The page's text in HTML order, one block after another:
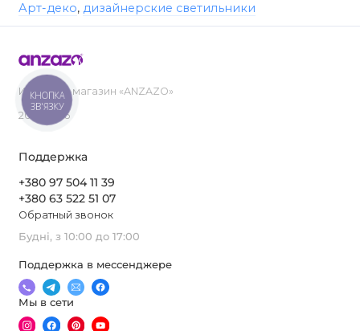
Арт-деко, дизайнерские светильники
Интернет-магазин «ANZAZO»
2019-2026
Поддержка
+380 97 504 11 39
+380 63 522 51 07
Обратный звонок
Будні, з 10:00 до 17:00
Поддержка в мессенджере
Мы в сети
КНОПКА
ЗВ'ЯЗКУ